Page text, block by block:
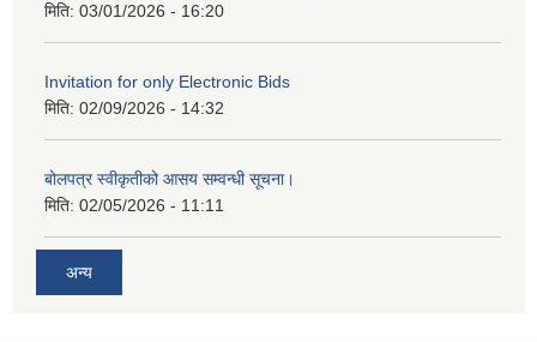
मिति: 03/01/2026 - 16:20
Invitation for only Electronic Bids
मिति: 02/09/2026 - 14:32
बोलपत्र स्वीकृतीको आसय सम्वन्धी सूचना।
मिति: 02/05/2026 - 11:11
अन्य